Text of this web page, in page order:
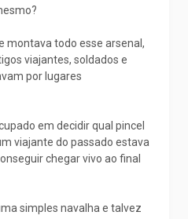
montava todo esse arsenal,
viajantes, soldados e
por lugares
em decidir qual pincel
viajante do passado estava
chegar vivo ao final
simples navalha e talvez